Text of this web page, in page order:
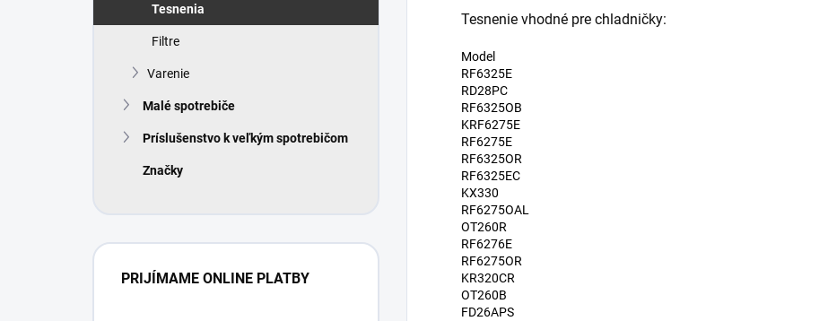
Tesnenia
Filtre
Varenie
Malé spotrebiče
Príslušenstvo k veľkým spotrebičom
Značky
PRIJÍMAME ONLINE PLATBY
Tesnenie vhodné pre chladničky:
Model
RF6325E
RD28PC
RF6325OB
KRF6275E
RF6275E
RF6325OR
RF6325EC
KX330
RF6275OAL
OT260R
RF6276E
RF6275OR
KR320CR
OT260B
FD26APS